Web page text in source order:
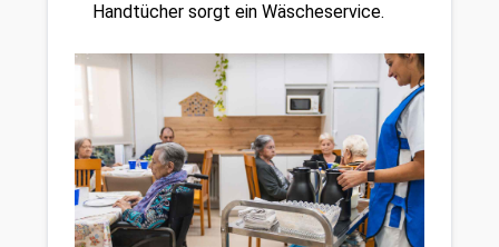
Handtücher sorgt ein Wäscheservice.